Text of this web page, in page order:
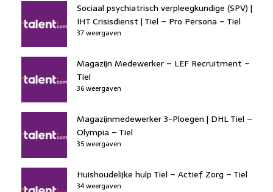
Sociaal psychiatrisch verpleegkundige (SPV) |
IHT Crisisdienst | Tiel – Pro Persona – Tiel
37 weergaven
Magazijn Medewerker – LEF Recruitment –
Tiel
36 weergaven
Magazijnmedewerker 3-Ploegen | DHL Tiel –
Olympia – Tiel
35 weergaven
Huishoudelijke hulp Tiel – Actief Zorg – Tiel
34 weergaven